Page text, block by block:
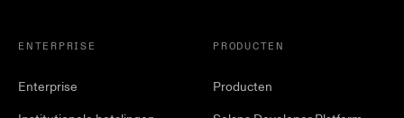
ENTERPRISE
Enterprise
PRODUCTEN
Producten